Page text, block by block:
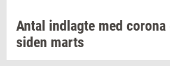
Antal ind­lag­te med cor­o­na
siden marts